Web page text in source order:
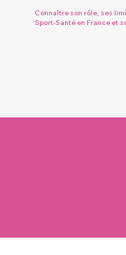
Connaître son rôle, ses
Sport-Santé en France et